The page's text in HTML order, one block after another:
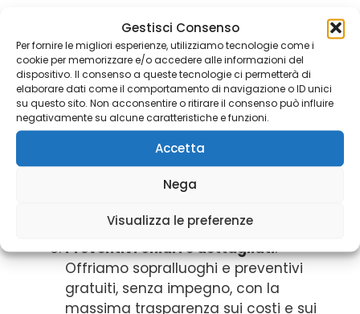
Gestisci Consenso
Per fornire le migliori esperienze, utilizziamo tecnologie come i
cookie per memorizzare e/o accedere alle informazioni del
dispositivo. Il consenso a queste tecnologie ci permetterà di
elaborare dati come il comportamento di navigazione o ID unici
su questo sito. Non acconsentire o ritirare il consenso può influire
negativamente su alcune caratteristiche e funzioni.
Accetta
Nega
Visualizza le preferenze
Professionalità e competenza
nostro team è composto da
imbianchini esperti e qualificati, in
costante aggiornamento sulle nuove
tecniche e sui materiali più innovativi.
Materiali di alta qualità: Utilizziamo
solo vernici e prodotti ecologici,
atossici e di alta gamma, che
garantiscono un risultato duraturo e
l’ambiente.
Preventivi chiari e dettagliati:
Offriamo sopralluoghi e preventivi
gratuiti, senza impegno, con la
massima trasparenza sui costi e sui